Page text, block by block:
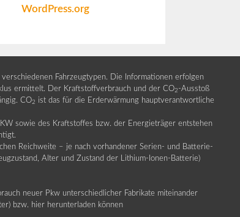
WordPress.org
Fahrzeugtypen. Die Informationen erfolgen
ermittelt. Der Kraftstoffverbrauch und der CO2 -Ausstoß
CO2 ist das für die Erderwärmung hauptverantwortliche
sowie des Kraftstoffes bzw. der Energieträger entstehen
Reichweite – je nach vorhandener Serien- und Batterie-
Alter und Zustand der Lithium-Ionen-Batterie)
neuer Pkw unterschiedlicher Fabrikate miteinander
bzw. hier herunterladen können